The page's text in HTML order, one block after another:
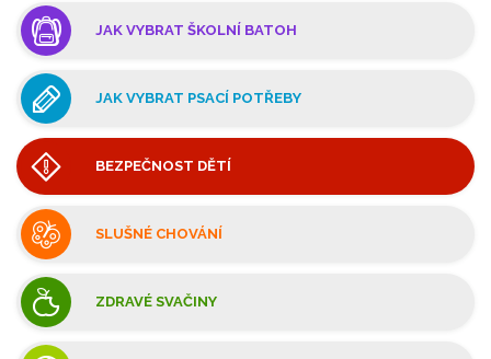
JAK VYBRAT ŠKOLNÍ BATOH
JAK VYBRAT PSACÍ POTŘEBY
BEZPEČNOST DĚTÍ
SLUŠNÉ CHOVÁNÍ
ZDRAVÉ SVAČINY